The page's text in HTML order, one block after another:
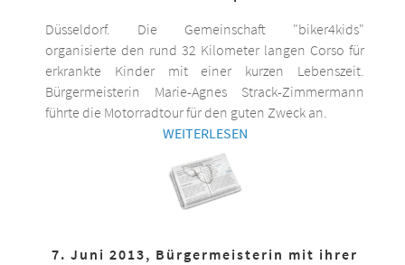
Düsseldorf. Die Gemeinschaft "biker4kids"
organisierte den rund 32 Kilometer langen Corso für
erkrankte Kinder mit einer kurzen Lebenszeit.
Bürgermeisterin Marie-Agnes Strack-Zimmermann
führte die Motorradtour für den guten Zweck an.
WEITERLESEN
7. Juni 2013, Bürgermeisterin mit ihrer